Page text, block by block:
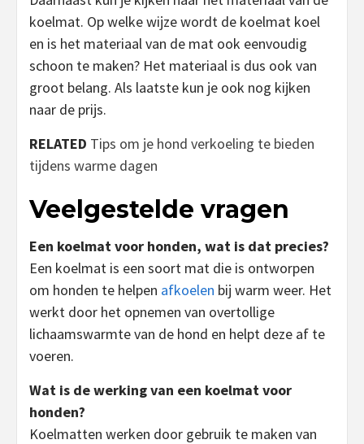
koelmat. Op welke wijze wordt de koelmat koel
en is het materiaal van de mat ook eenvoudig
schoon te maken? Het materiaal is dus ook van
groot belang. Als laatste kun je ook nog kijken
naar de prijs.
RELATED Tips om je hond verkoeling te bieden
tijdens warme dagen
Veelgestelde vragen
Een koelmat voor honden, wat is dat precies?
Een koelmat is een soort mat die is ontworpen
om honden te helpen afkoelen bij warm weer. Het
werkt door het opnemen van overtollige
lichaamswarmte van de hond en helpt deze af te
voeren.
Wat is de werking van een koelmat voor
honden?
Koelmatten werken door gebruik te maken van